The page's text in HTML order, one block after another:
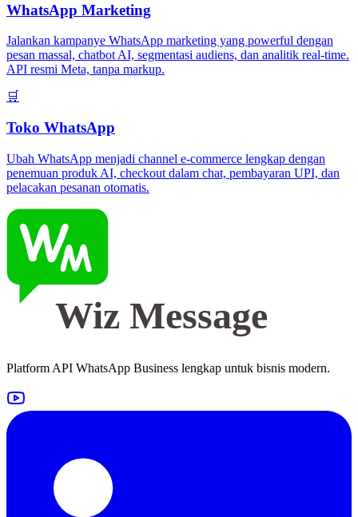
WhatsApp Marketing
Jalankan kampanye WhatsApp marketing yang powerful dengan
pesan massal, chatbot AI, segmentasi audiens, dan analitik real-time.
API resmi Meta, tanpa markup.
🛒
Toko WhatsApp
Ubah WhatsApp menjadi channel e-commerce lengkap dengan
penemuan produk AI, checkout dalam chat, pembayaran UPI, dan
pelacakan pesanan otomatis.
Wiz Message
Platform API WhatsApp Business lengkap untuk bisnis modern.